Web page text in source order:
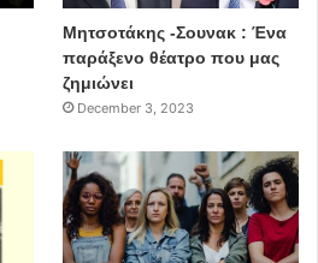
Μητσοτάκης -Σουνακ : Ένα
παράξενο θέατρο που μας
ζημιώνει
December 3, 2023